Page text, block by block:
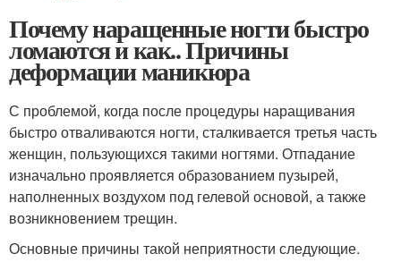
Почему наращенные ногти быстро
ломаются и как.. Причины
деформации маникюра
С проблемой, когда после процедуры наращивания
быстро отваливаются ногти, сталкивается третья часть
женщин, пользующихся такими ногтями. Отпадание
изначально проявляется образованием пузырей,
наполненных воздухом под гелевой основой, а также
возникновением трещин.
Основные причины такой неприятности следующие.